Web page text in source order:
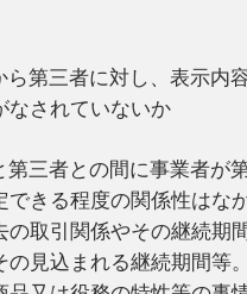
ら第三者に対し、表示内
なされていないか
第三者との間に事業者が
できる程度の関係性はな
の取引関係やその継続期
の見込まれる継続期間等